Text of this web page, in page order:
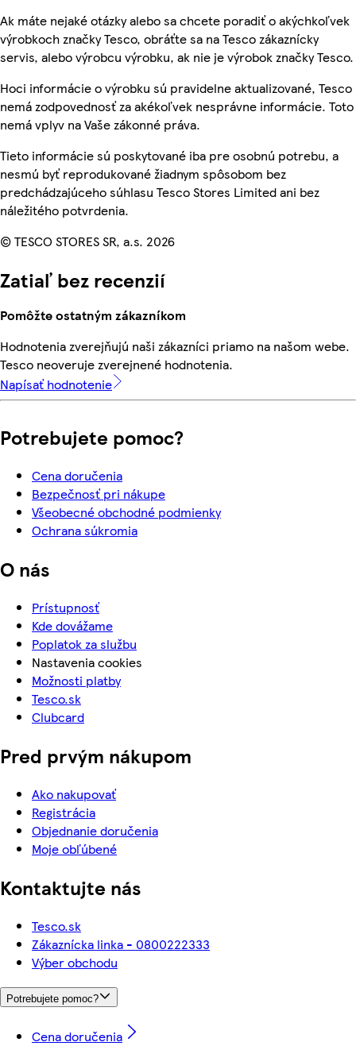
Ak máte nejaké otázky alebo sa chcete poradiť o akýchkoľvek
výrobkoch značky Tesco, obráťte sa na Tesco zákaznícky
servis, alebo výrobcu výrobku, ak nie je výrobok značky Tesco.
Hoci informácie o výrobku sú pravidelne aktualizované, Tesco
nemá zodpovednosť za akékoľvek nesprávne informácie. Toto
nemá vplyv na Vaše zákonné práva.
Tieto informácie sú poskytované iba pre osobnú potrebu, a
nesmú byť reprodukované žiadnym spôsobom bez
predchádzajúceho súhlasu Tesco Stores Limited ani bez
náležitého potvrdenia.
© TESCO STORES SR, a.s. 2026
Zatiaľ bez recenzií
Pomôžte ostatným zákazníkom
Hodnotenia zverejňujú naši zákazníci priamo na našom webe.
Tesco neoveruje zverejnené hodnotenia.
Napísať hodnotenie
Potrebujete pomoc?
Cena doručenia
Bezpečnosť pri nákupe
Všeobecné obchodné podmienky
Ochrana súkromia
O nás
Prístupnosť
Kde dovážame
Poplatok za službu
Nastavenia cookies
Možnosti platby
Tesco.sk
Clubcard
Pred prvým nákupom
Ako nakupovať
Registrácia
Objednanie doručenia
Moje obľúbené
Kontaktujte nás
Tesco.sk
Zákaznícka linka - 0800222333
Výber obchodu
Potrebujete pomoc?
Cena doručenia